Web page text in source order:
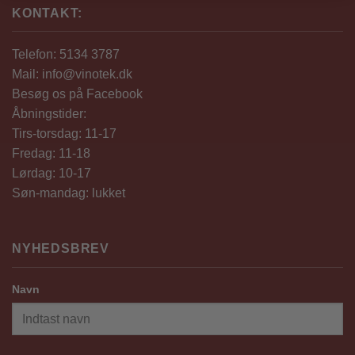
KONTAKT:
Telefon: 5134 3787
Mail: info@vinotek.dk
Besøg os på Facebook
Åbningstider:
Tirs-torsdag: 11-17
Fredag: 11-18
Lørdag: 10-17
Søn-mandag: lukket
NYHEDSBREV
Navn